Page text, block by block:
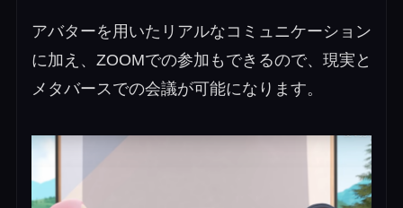
アバターを用いたリアルなコミュニケーション
に加え、ZOOMでの参加もできるので、現実と
メタバースでの会議が可能になります。